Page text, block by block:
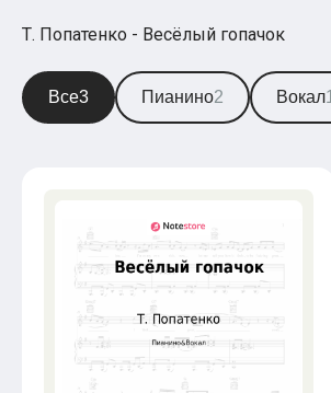
Т. Попатенко - Весёлый гопачок
Все3 Пианино2 Вокал1